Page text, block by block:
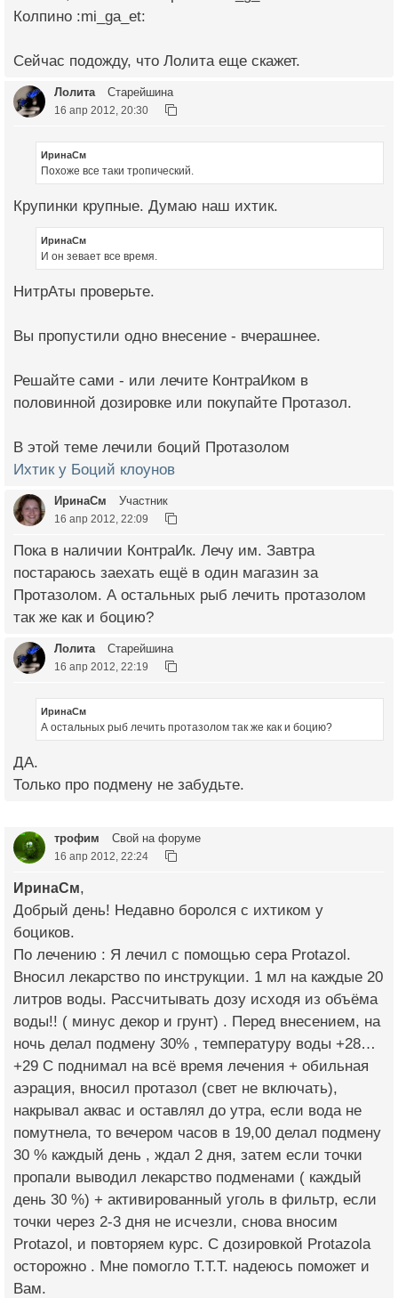
Колпино :mi_ga_et:
Сейчас подожду, что Лолита еще скажет.
Лолита Старейшина
16 апр 2012, 20:30
ИринаСм
Похоже все таки тропический.
Крупинки крупные. Думаю наш ихтик.
ИринаСм
И он зевает все время.
НитрАты проверьте.
Вы пропустили одно внесение - вчерашнее.
Решайте сами - или лечите КонтраИком в
половинной дозировке или покупайте Протазол.
В этой теме лечили боций Протазолом
Ихтик у Боций клоунов
ИринаСм Участник
16 апр 2012, 22:09
Пока в наличии КонтраИк. Лечу им. Завтра
постараюсь заехать ещё в один магазин за
Протазолом. А остальных рыб лечить протазолом
так же как и боцию?
Лолита Старейшина
16 апр 2012, 22:19
ИринаСм
А остальных рыб лечить протазолом так же как и боцию?
ДА.
Только про подмену не забудьте.
трофим Свой на форуме
16 апр 2012, 22:24
ИринаСм,
Добрый день! Недавно боролся с ихтиком у
боциков.
По лечению : Я лечил с помощью сера Protazol.
Вносил лекарство по инструкции. 1 мл на каждые 20
литров воды. Рассчитывать дозу исходя из объёма
воды!! ( минус декор и грунт) . Перед внесением, на
ночь делал подмену 30% , температуру воды +28…
+29 С поднимал на всё время лечения + обильная
аэрация, вносил протазол (свет не включать),
накрывал аквас и оставлял до утра, если вода не
помутнела, то вечером часов в 19,00 делал подмену
30 % каждый день , ждал 2 дня, затем если точки
пропали выводил лекарство подменами ( каждый
день 30 %) + активированный уголь в фильтр, если
точки через 2-3 дня не исчезли, снова вносим
Protazol, и повторяем курс. С дозировкой Protazola
осторожно . Мне помогло Т.Т.Т. надеюсь поможет и
Вам.